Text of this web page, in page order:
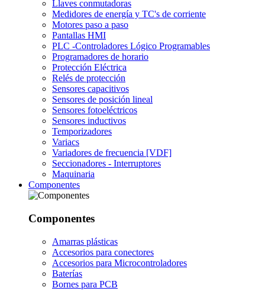
Llaves conmutadoras
Medidores de energía y TC's de corriente
Motores paso a paso
Pantallas HMI
PLC -Controladores Lógico Programables
Programadores de horario
Protección Eléctrica
Relés de protección
Sensores capacitivos
Sensores de posición lineal
Sensores fotoeléctricos
Sensores inductivos
Temporizadores
Variacs
Variadores de frecuencia [VDF]
Seccionadores - Interruptores
Maquinaria
Componentes
Componentes
Amarras plásticas
Accesorios para conectores
Accesorios para Microcontroladores
Baterías
Bornes para PCB